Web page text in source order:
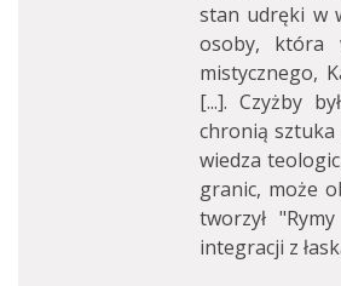
stan udręki w
osoby, która
mistycznego,
[...]. Czyżby
chronią sztuka
wiedza
granic, może
tworzył
integracji z